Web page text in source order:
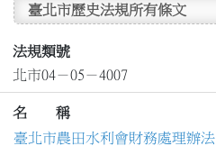
臺北市歷史法規所有條文
法規類號
北市04－05－4007
名 稱
臺北市農田水利會財務處理辦法